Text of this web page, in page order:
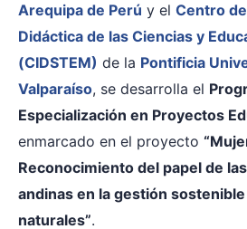
Arequipa de Perú y el Centro
Didáctica de las Ciencias y
(CIDSTEM) de la Pontificia
Valparaíso, se desarrolla el
Especialización en Proyectos
enmarcado en el proyecto
Reconocimiento del papel de
andinas en la gestión
naturales”.